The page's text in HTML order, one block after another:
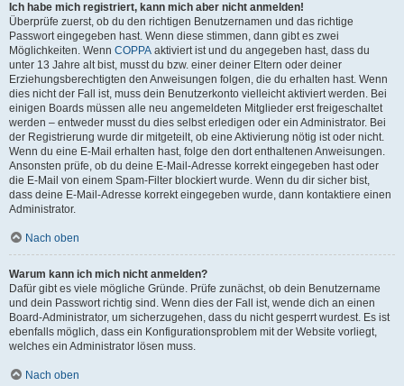
Ich habe mich registriert, kann mich aber nicht anmelden!
Überprüfe zuerst, ob du den richtigen Benutzernamen und das richtige
Passwort eingegeben hast. Wenn diese stimmen, dann gibt es zwei
Möglichkeiten. Wenn COPPA aktiviert ist und du angegeben hast, dass du
unter 13 Jahre alt bist, musst du bzw. einer deiner Eltern oder deiner
Erziehungsberechtigten den Anweisungen folgen, die du erhalten hast. Wenn
dies nicht der Fall ist, muss dein Benutzerkonto vielleicht aktiviert werden. Bei
einigen Boards müssen alle neu angemeldeten Mitglieder erst freigeschaltet
werden – entweder musst du dies selbst erledigen oder ein Administrator. Bei
der Registrierung wurde dir mitgeteilt, ob eine Aktivierung nötig ist oder nicht.
Wenn du eine E-Mail erhalten hast, folge den dort enthaltenen Anweisungen.
Ansonsten prüfe, ob du deine E-Mail-Adresse korrekt eingegeben hast oder
die E-Mail von einem Spam-Filter blockiert wurde. Wenn du dir sicher bist,
dass deine E-Mail-Adresse korrekt eingegeben wurde, dann kontaktiere einen
Administrator.
Nach oben
Warum kann ich mich nicht anmelden?
Dafür gibt es viele mögliche Gründe. Prüfe zunächst, ob dein Benutzername
und dein Passwort richtig sind. Wenn dies der Fall ist, wende dich an einen
Board-Administrator, um sicherzugehen, dass du nicht gesperrt wurdest. Es ist
ebenfalls möglich, dass ein Konfigurationsproblem mit der Website vorliegt,
welches ein Administrator lösen muss.
Nach oben